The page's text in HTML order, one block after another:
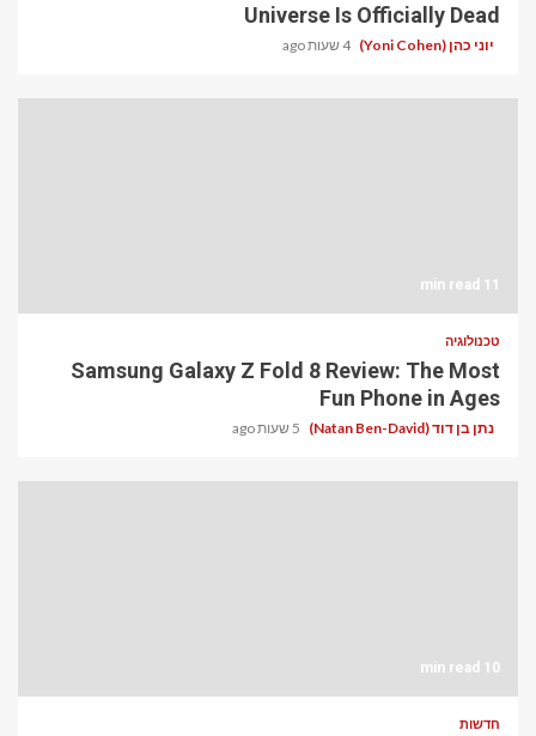
Universe Is Officially Dead
יוני כהן (Yoni Cohen) 4 שעות ago
11 min read
טכנולוגיה
Samsung Galaxy Z Fold 8 Review: The Most
Fun Phone in Ages
נתן בן דוד (Natan Ben-David) 5 שעות ago
10 min read
חדשות